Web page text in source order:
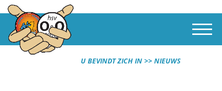
U BEVINDT ZICH IN NIEUWS